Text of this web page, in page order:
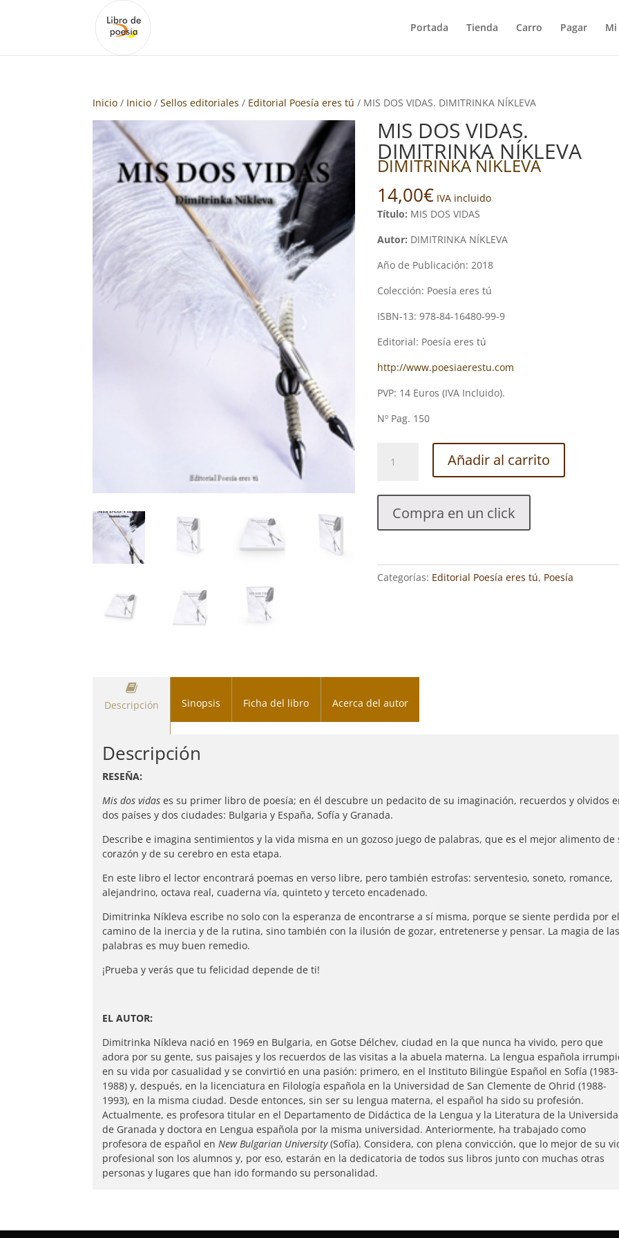
Portada Tienda Carro Pagar
Inicio / Inicio /Sellos editoriales / Editorial Poesía eres tú / MIS DOS VIDAS. DIMITRINKA NÍKLEVA
MIS DOS VIDAS.
DIMITRINKA NÍKLEVA
DIMITRINKA NÍKLEVA
14,00€ IVA incluido
Título: MIS DOS VIDAS
Autor: DIMITRINKA NÍKLEVA
Año de Publicación: 2018
Colección: Poesía eres tú
ISBN-13: 978-84-16480-99-9
Editorial: Poesía eres tú
http://www.poesiaerestu.com
PVP: 14 Euros (IVA Incluido).
Nº Pag. 150
DOS
DIMITRINKA
NÍKLEVA
cantidad
Añadir al carrito
Compra en un click
Categorías: Editorial Poesía eres tú, Poesía
Descripción Sinopsis Ficha del libro Acerca del autor
Descripción
RESEÑA:
Mis dos vidas es su primer libro de poesía; en él descubre un pedacito de su imaginación, recuerdos y olvidos
dos países y dos ciudades: Bulgaria y España, Sofía y Granada.
Describe e imagina sentimientos y la vida misma en un gozoso juego de palabras, que es el mejor alimento de
corazón y de su cerebro en esta etapa.
En este libro el lector encontrará poemas en verso libre, pero también estrofas: serventesio, soneto, romance,
alejandrino, octava real, cuaderna vía, quinteto y terceto encadenado.
Dimitrinka Níkleva escribe no solo con la esperanza de encontrarse a sí misma, porque se siente perdida por el
camino de la inercia y de la rutina, sino también con la ilusión de gozar, entretenerse y pensar. La magia de las
palabras es muy buen remedio.
¡Prueba y verás que tu felicidad depende de ti!
EL AUTOR:
Dimitrinka Níkleva nació en 1969 en Bulgaria, en Gotse Délchev, ciudad en la que nunca ha vivido, pero que
adora por su gente, sus paisajes y los recuerdos de las visitas a la abuela materna. La lengua española
en su vida por casualidad y se convirtió en una pasión: primero, en el Instituto Bilingüe Español en Sofía (1983-
1988) y, después, en la licenciatura en Filología española en la Universidad de San Clemente de Ohrid (1988-
1993), en la misma ciudad. Desde entonces, sin ser su lengua materna, el español ha sido su profesión.
Actualmente, es profesora titular en el Departamento de Didáctica de la Lengua y la Literatura de la
de Granada y doctora en Lengua española por la misma universidad. Anteriormente, ha trabajado como
profesora de español en New Bulgarian University(Sofía). Considera, con plena convicción, que lo mejor de su
profesional son los alumnos y, por eso, estarán en la dedicatoria de todos sus libros junto con muchas otras
personas y lugares que han ido formando su personalidad.